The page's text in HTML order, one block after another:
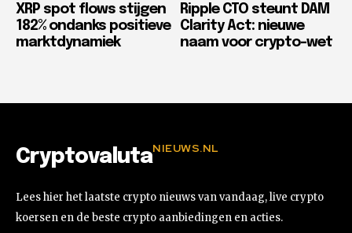
XRP spot flows stijgen
182% ondanks positieve
marktdynamiek
Ripple CTO steunt DAM
Clarity Act: nieuwe
naam voor crypto-wet
CryptovalutaNIEUWS.NL
Lees hier het laatste crypto nieuws van vandaag, live crypto
koersen en de beste crypto aanbiedingen en acties.